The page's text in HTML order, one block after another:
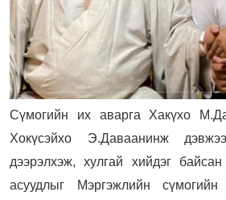
Сүмогийн их аварга Хакүхо
Хокүсэйхо Э.Даваанинж
дээрэлхэж, хулгай хийдэг
асуудлыг Мэргэжлийн